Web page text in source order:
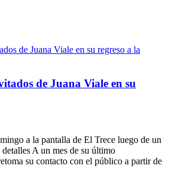
de Juana Viale en su
a la pantalla de El Trece luego de un
A un mes de su último
su contacto con el público a partir de